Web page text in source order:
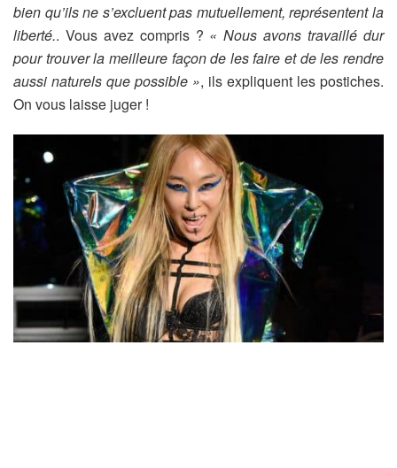
bien qu’ils ne s’excluent pas mutuellement, représentent la
liberté.. Vous avez compris ? « Nous avons travaillé dur
pour trouver la meilleure façon de les faire et de les rendre
aussi naturels que possible », ils expliquent les postiches.
On vous laisse juger !